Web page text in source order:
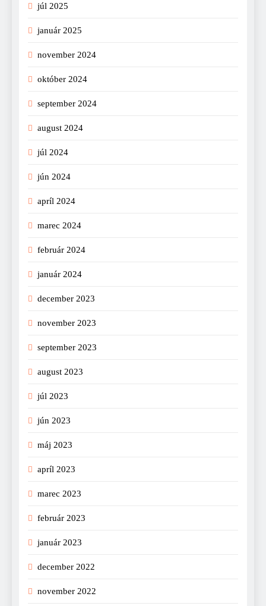
júl 2025
január 2025
november 2024
október 2024
september 2024
august 2024
júl 2024
jún 2024
apríl 2024
marec 2024
február 2024
január 2024
december 2023
november 2023
september 2023
august 2023
júl 2023
jún 2023
máj 2023
apríl 2023
marec 2023
február 2023
január 2023
december 2022
november 2022